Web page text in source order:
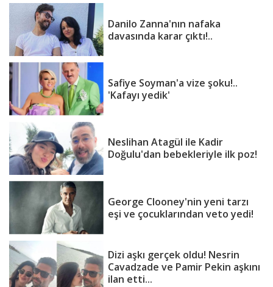
Danilo Zanna'nın nafaka
davasında karar çıktı!..
Safiye Soyman'a vize şoku!..
'Kafayı yedik'
Neslihan Atagül ile Kadir
Doğulu'dan bebekleriyle ilk poz!
George Clooney'nin yeni tarzı
eşi ve çocuklarından veto yedi!
Dizi aşkı gerçek oldu! Nesrin
Cavadzade ve Pamir Pekin aşkını
ilan etti...